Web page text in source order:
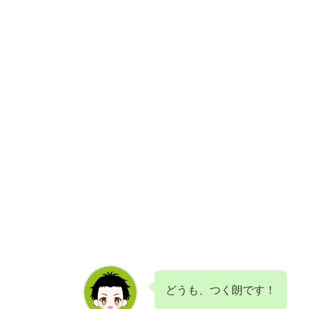
どうも、つく朗です！